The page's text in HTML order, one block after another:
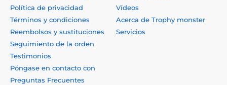
Política de privacidad
Términos y condiciones
Reembolsos y sustituciones
Seguimiento de la orden
Testimonios
Póngase en contacto con
Preguntas Frecuentes
Vídeos
Acerca de Trophy monster
Servicios